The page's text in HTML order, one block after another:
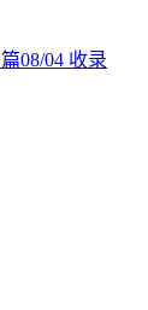
篇08/04 收录